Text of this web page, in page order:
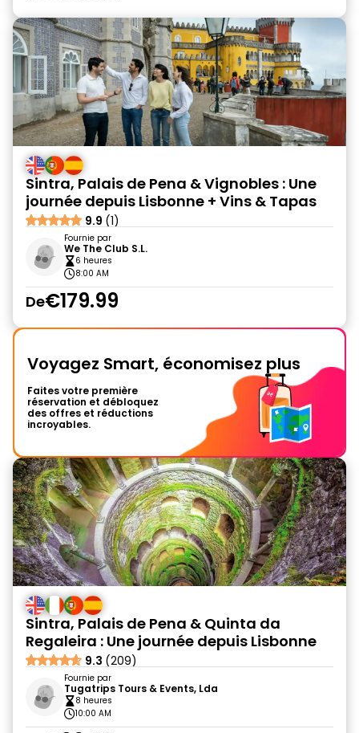
Sintra, Palais de Pena & Vignobles : Une
journée depuis Lisbonne + Vins & Tapas
9.9 (1)
Fournie par
We The Club S.L.
6 heures
8:00 AM
De€179.99
Voyagez Smart, économisez plus
Faites votre première
réservation et débloquez
des offres et réductions
incroyables.
Sintra, Palais de Pena & Quinta da
Regaleira : Une journée depuis Lisbonne
9.3 (209)
Fournie par
Tugatrips Tours & Events, Lda
8 heures
10:00 AM